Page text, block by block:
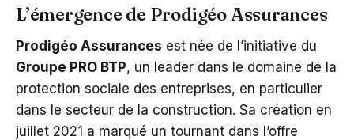
L’émergence de Prodigéo Assurances
Prodigéo Assurances est née de l’initiative du
Groupe PRO BTP, un leader dans le domaine de la
protection sociale des entreprises, en particulier
dans le secteur de la construction. Sa création en
juillet 2021 a marqué un tournant dans l’offre